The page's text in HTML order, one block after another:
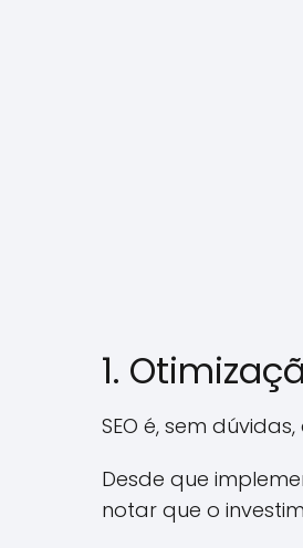
1.
SEO é, sem
Desde que
notar que o